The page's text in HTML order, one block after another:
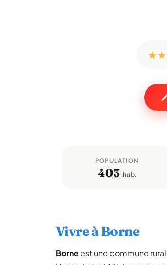
★
POPULATION
403 hab.
Vivre à Borne
Borneest une commune